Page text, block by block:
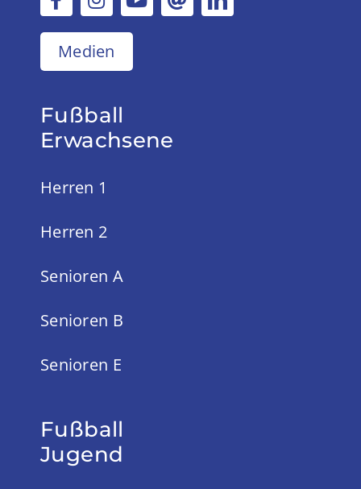
Medien
Fußball
Erwachsene
Herren 1
Herren 2
Senioren A
Senioren B
Senioren E
Fußball
Jugend